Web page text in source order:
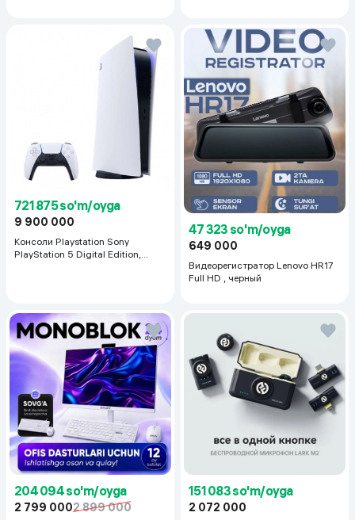
721 875 so'm/oyga
9 900 000
Консоли Playstation Sony
PlayStation 5 Digital Edition,
47 323 so'm/oyga
649 000
Видеорегистратор Lenovo HR17
Full HD , черный
204 094 so'm/oyga
2 799 0002 899 000
151 083 so'm/oyga
2 072 000